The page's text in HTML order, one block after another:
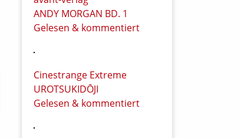
ANDY MORGAN BD. 1
Gelesen & kommentiert
Cinestrange Extreme
UROTSUKIDŌJI
Gelesen & kommentiert